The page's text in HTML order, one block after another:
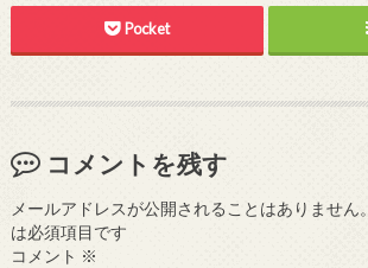
Pocket
コメントを残す
メールアドレスが公開されることはありません。
は必須項目です
コメント ※